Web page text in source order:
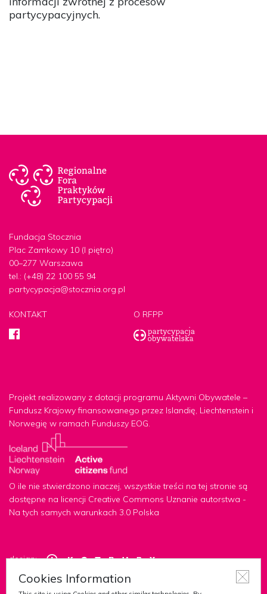
partycypacyjnych.
Fundacja Stocznia
Plac Zamkowy 10 (I piętro)
00–277 Warszawa
tel.: (+48) 22 100 55 94
partycypacja@stocznia.org.pl
KONTAKT O RFPP
Projekt realizowany z dotacji programu Aktywni Obywatele –
Fundusz Krajowy finansowanego przez Islandię, Liechtenstein i
Norwegię w ramach Funduszy EOG.
O ile nie stwierdzono inaczej, wszystkie treści na tej stronie są
dostępne na licencji Creative Commons Uznanie autorstwa -
Na tych samych warunkach 3.0 Polska
design:
development:
Cookies Information